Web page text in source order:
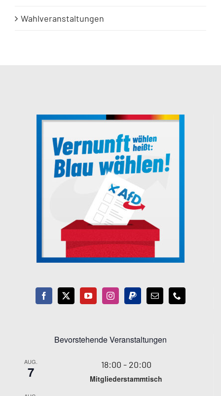
Wahlveranstaltungen
Bevorstehende Veranstaltungen
AUG.
7 18:00 - 20:00
Mitgliederstammtisch